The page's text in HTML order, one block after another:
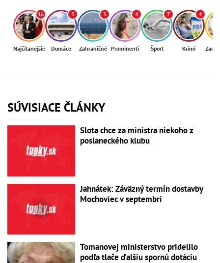
16
Najčítanejšie
3
Domáce
3
Zahraničné
4
Prominenti
7
Šport
4
Krimi
SÚVISIACE ČLÁNKY
Slota chce za ministra niekoho z
poslaneckého klubu
Jahnátek: Záväzný termín dostavby
Mochoviec v septembri
Tomanovej ministerstvo pridelilo
podľa tlače ďalšiu spornú dotáciu